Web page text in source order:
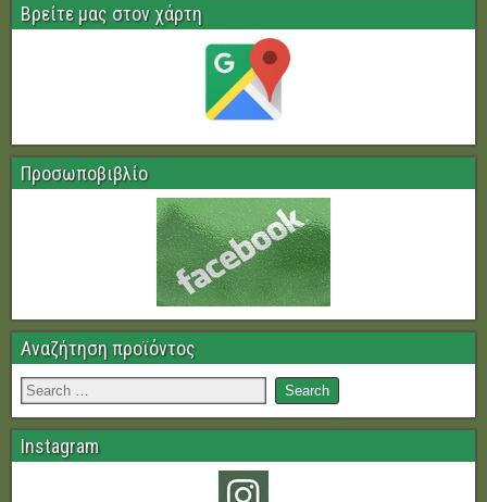
Βρείτε μας στον χάρτη
Προσωποβιβλίο
Αναζήτηση προϊόντος
Instagram